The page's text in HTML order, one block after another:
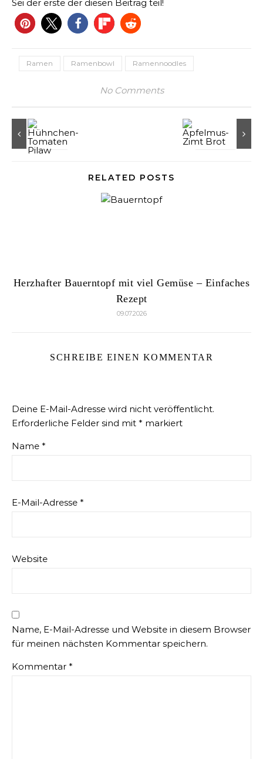
Sei der erste der diesen Beitrag teil!
Ramen Ramenbowl Ramennoodles
No Comments
RELATED POSTS
Herzhafter Bauerntopf mit viel Gemüse – Einfaches
Rezept
09.07.2026
SCHREIBE EINEN KOMMENTAR
Deine E-Mail-Adresse wird nicht veröffentlicht.
Erforderliche Felder sind mit * markiert
Name *
E-Mail-Adresse *
Website
Name, E-Mail-Adresse und Website in diesem Browser
für meinen nächsten Kommentar speichern.
Kommentar *